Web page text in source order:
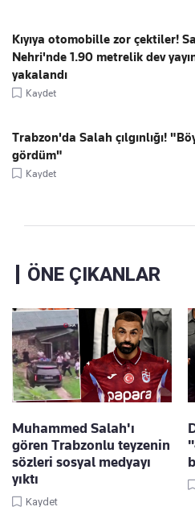
Kıyıya otomobille zor çektiler!
Nehri'nde 1.90 metrelik dev
yakalandı
Kaydet
Trabzon'da Salah çılgınlığı!
gördüm"
Kaydet
ÖNE ÇIKANLAR
Muhammed Salah'ı
gören Trabzonlu teyzenin
sözleri sosyal medyayı
yıktı
Kaydet